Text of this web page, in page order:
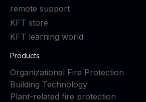
remote support
KFT store
KFT learning world
Products
Organizational Fire Protection
Building Technology
Plant-related fire protection